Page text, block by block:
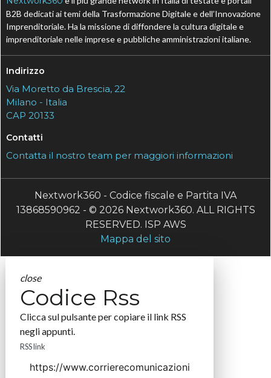
B2B dedicati ai temi della Trasformazione Digitale e dell’Innovazione
Imprenditoriale. Ha la missione di diffondere la cultura digitale e
imprenditoriale nelle imprese e pubbliche amministrazioni italiane.
Indirizzo
Via Moretto da Brescia, 22
Milano - Italia
CAP 20133
Contatti
Contatta il nostro team per maggiori informazioni
Nextwork360 - Codice fiscale e Partita IVA
13868590962 - © 2026 Nextwork360. ALL RIGHTS
RESERVED. ISP AWS
Mappa del sito
close
Codice Rss
Clicca sul pulsante per copiare il link RSS
negli appunti.
RSS link